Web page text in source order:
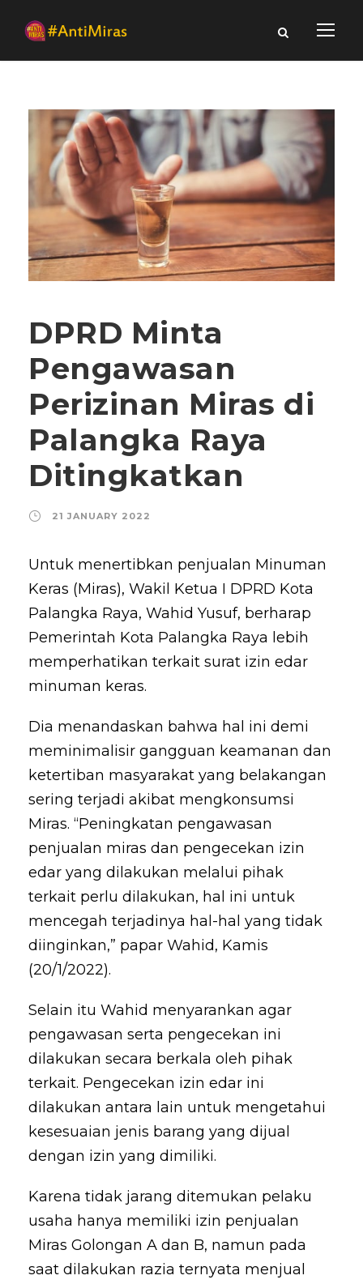
DPRD Minta
Pengawasan
Perizinan Miras di
Palangka Raya
Ditingkatkan
21 JANUARY 2022
Untuk menertibkan penjualan Minuman
Keras (Miras), Wakil Ketua I DPRD Kota
Palangka Raya, Wahid Yusuf, berharap
Pemerintah Kota Palangka Raya lebih
memperhatikan terkait surat izin edar
minuman keras.
Dia menandaskan bahwa hal ini demi
meminimalisir gangguan keamanan dan
ketertiban masyarakat yang belakangan
sering terjadi akibat mengkonsumsi
Miras. “Peningkatan pengawasan
penjualan miras dan pengecekan izin
edar yang dilakukan melalui pihak
terkait perlu dilakukan, hal ini untuk
mencegah terjadinya hal-hal yang tidak
diinginkan,” papar Wahid, Kamis
(20/1/2022).
Selain itu Wahid menyarankan agar
pengawasan serta pengecekan ini
dilakukan secara berkala oleh pihak
terkait. Pengecekan izin edar ini
dilakukan antara lain untuk mengetahui
kesesuaian jenis barang yang dijual
dengan izin yang dimiliki.
Karena tidak jarang ditemukan pelaku
usaha hanya memiliki izin penjualan
Miras Golongan A dan B, namun pada
saat dilakukan razia ternyata menjual